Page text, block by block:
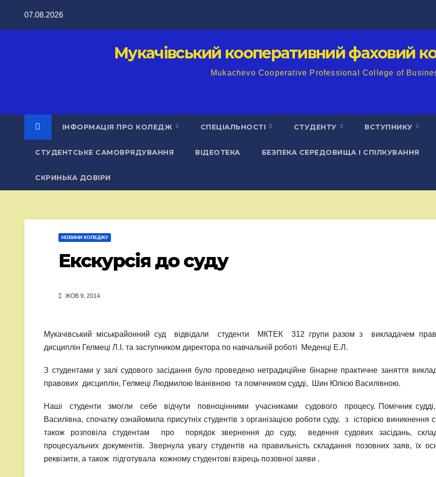
07.08.2026
Мукачівський кооперативний фаховий
Mukachevo Cooperative Professional College of
ІНФОРМАЦІЯ ПРО КОЛЕДЖ СПЕЦІАЛЬНОСТІ СТУДЕНТУ ВСТУПНИКУ
СТУДЕНТСЬКЕ САМОВРЯДУВАННЯ ВІДЕОТЕКА БЕЗПЕКА СЕРЕДОВИЩА І СПІЛКУВАННЯ
СКРИНЬКА ДОВІРИ
НОВИНИ КОЛЕДЖУ
Екскурсія до суду
ЖОВ 9, 2014
Мукачівський міськрайонний суд відвідали студенти МКТЕК 312 групи разом з викладачем
дисциплін Гелмеці Л.І. та заступником директора по навчальній роботі Меденці Е.Л.
З студентами у залі судового засідання було проведено нетрадиційне бінарне практичне заняття
правових дисциплін, Гелмеці Людмилою Іванівною та помічником судді, Шин Юлією Василівною.
Наші студенти змогли себе відчути повноцінними учасниками судового процесу. Помічник
Василівна, спочатку ознайомила присутніх студентів з організацією роботи суду, з історією виникнення
також розповіла студентам про порядок звернення до суду, ведення судових засідань,
процесуальних документів. Звернула увагу студентів на правильність складання позовних заяв, їх
реквізити, а також підготувала кожному студентові взірець позовної заяви .